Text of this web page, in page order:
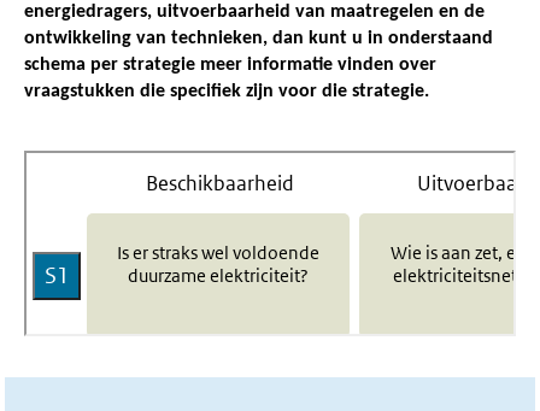
energiedragers, uitvoerbaarheid van maatregelen en de
ontwikkeling van technieken, dan kunt u in onderstaand
schema per strategie meer informatie vinden over
vraagstukken die specifiek zijn voor die strategie.